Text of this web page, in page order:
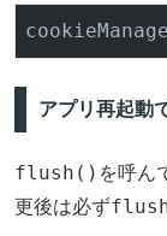
アプリ再起動
flush() を呼ん
更後は必ず